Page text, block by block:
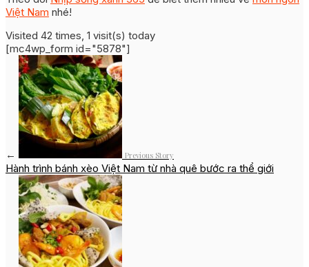
Việt Nam nhé!
Visited 42 times, 1 visit(s) today
[mc4wp_form id="5878"]
← Previous Story
Hành trình bánh xèo Việt Nam từ nhà quê bước ra thể giới